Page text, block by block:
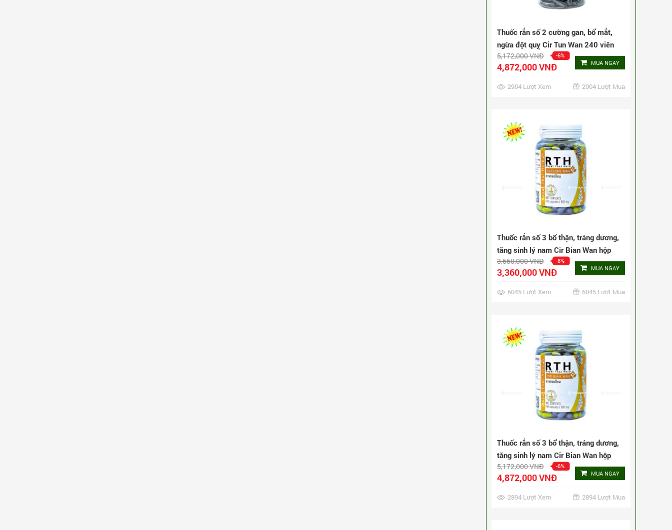
Thuốc rắn số 3 bổ thận, tráng dương,
tăng sinh lý nam Cir Bian Wan hộp
3,660,000 VNĐ -8%
3,360,000 VNĐ
6045 Lượt Xem 6045 Lượt Mua
Thuốc rắn số 3 bổ thận, tráng dương,
tăng sinh lý nam Cir Bian Wan hộp
5,172,000 VNĐ -6%
4,872,000 VNĐ
2894 Lượt Xem 2894 Lượt Mua